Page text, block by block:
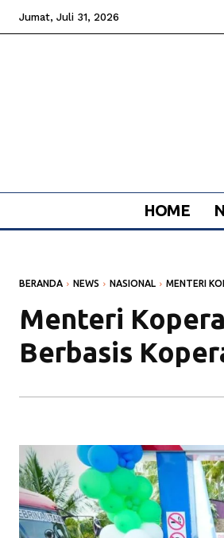
Jumat, Juli 31, 2026
HOME
BERANDA NEWS NASIONAL MENTERI
Menteri
Berbasis